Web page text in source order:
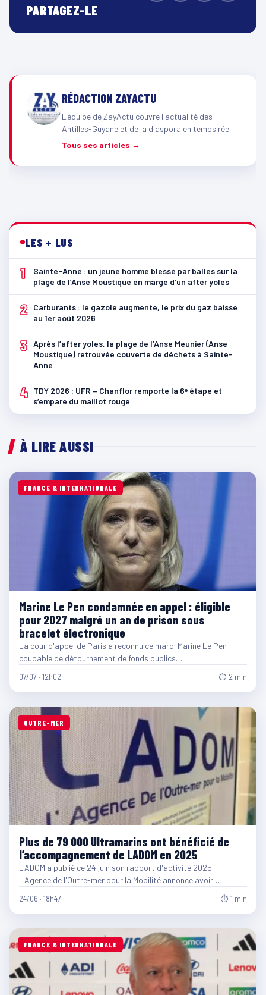
PARTAGEZ-LE
RÉDACTION ZAYACTU
L'équipe de ZayActu couvre l'actualité des
Antilles-Guyane et de la diaspora en temps réel.
Tous ses articles →
LES + LUS
1
Sainte-Anne : un jeune homme blessé par balles sur la
plage de l’Anse Moustique en marge d’un after yoles
2
Carburants : le gazole augmente, le prix du gaz baisse
au 1er août 2026
3 Après l’after yoles, la plage de l’Anse Meunier (Anse
Moustique) retrouvée couverte de déchets à Sainte-
Anne
4 TDY 2026 : UFR – Chanflor remporte la 6ᵉ étape et
s’empare du maillot rouge
À LIRE AUSSI
FRANCE & INTERNATIONALE
Marine Le Pen condamnée en appel : éligible
pour 2027 malgré un an de prison sous
bracelet électronique
La cour d'appel de Paris a reconnu ce mardi Marine Le Pen
coupable de détournement de fonds publics…
07/07 · 12h02 ⏱ 2 min
OUTRE-MER
Plus de 79 000 Ultramarins ont bénéficié de
l’accompagnement de LADOM en 2025
LADOM a publié ce 24 juin son rapport d'activité 2025.
L'Agence de l'Outre-mer pour la Mobilité annonce avoir…
24/06 · 18h47 ⏱ 1 min
FRANCE & INTERNATIONALE